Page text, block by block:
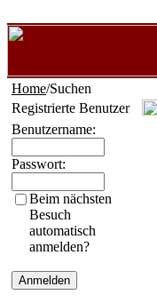
Home/Suchen
Registrierte Benutzer
Benutzername:
Passwort:
Beim nächsten
Besuch
automatisch
anmelden?